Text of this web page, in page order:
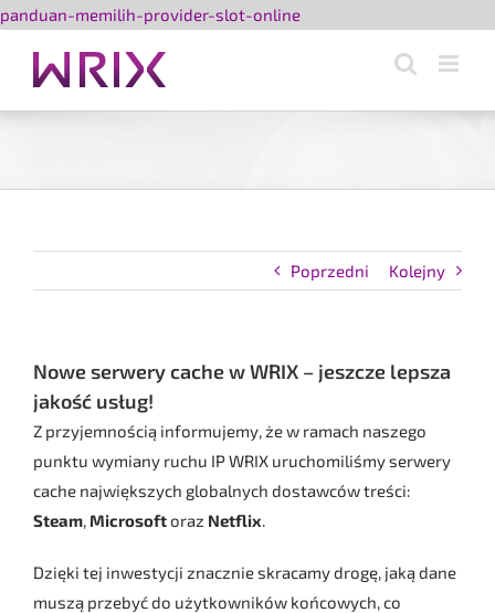
panduan-memilih-provider-slot-onlinePrzejdź
Poprzedni Kolejny
Nowe serwery cache w WRIX – jeszcze lepsza
jakość usług!
Z przyjemnością informujemy, że w ramach naszego
punktu wymiany ruchu IP WRIX uruchomiliśmy serwery
cache największych globalnych dostawców treści:
Steam, Microsoftoraz Netflix.
Dzięki tej inwestycji znacznie skracamy drogę, jaką dane
muszą przebyć do użytkowników końcowych, co